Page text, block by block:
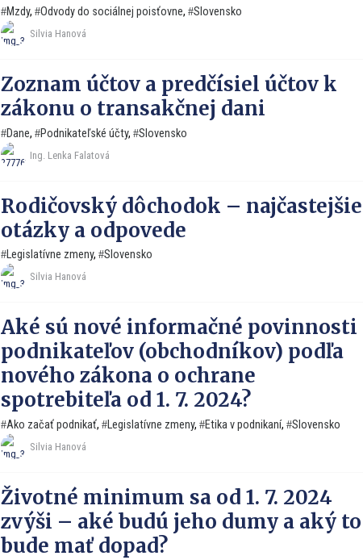
Mzdy, Odvody do sociálnej poisťovne, Slovensko
Silvia Hanová
Zoznam účtov a predčísiel účtov k
zákonu o transakčnej dani
Dane, Podnikateľské účty, Slovensko
Ing. Lenka Falatová
Rodičovský dôchodok – najčastejšie
otázky a odpovede
Legislatívne zmeny, Slovensko
Silvia Hanová
Aké sú nové informačné povinnosti
podnikateľov (obchodníkov) podľa
nového zákona o ochrane
spotrebiteľa od 1. 7. 2024?
Ako začať podnikať, Legislatívne zmeny, Etika v podnikaní, Slovensko
Silvia Hanová
Životné minimum sa od 1. 7. 2024
zvýši – aké budú jeho dumy a aký to
bude mať dopad?